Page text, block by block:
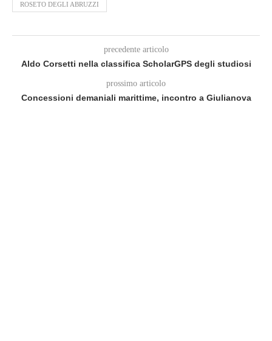
ROSETO DEGLI ABRUZZI
precedente articolo
Aldo Corsetti nella classifica ScholarGPS degli studiosi
prossimo articolo
Concessioni demaniali marittime, incontro a Giulianova